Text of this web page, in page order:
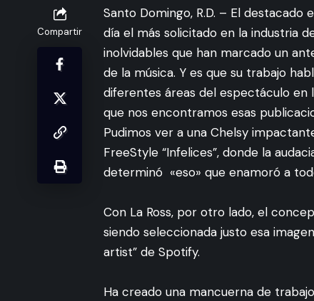
Compartir
Santo Domingo, R.D. – El
día el más solicitado en la industria
inolvidables que han marcado un
de la música. Y es que su trabajo
diferentes áreas del espectáculo en
que nos encontramos esas
Pudimos ver a una Chelsy
FreeStyle “Infelices”, donde la
determinó «eso» que enamoró a
Con La Ross, por otro lado, el
siendo seleccionada justo esa
artist” de Spotify.
Ha creado una mancuerna de